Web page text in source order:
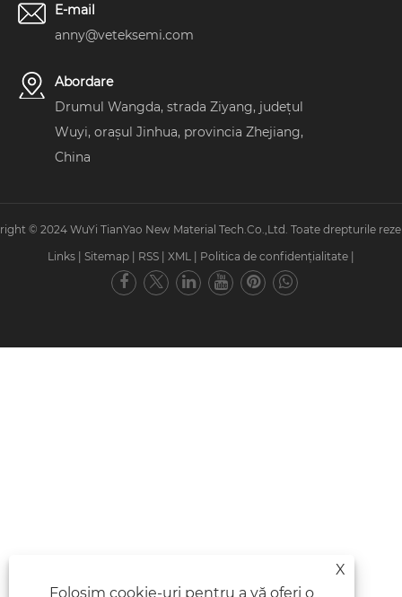
E-mail
anny@veteksemi.com
Abordare
Drumul Wangda, strada Ziyang, județul
Wuyi, orașul Jinhua, provincia Zhejiang,
China
© 2024 WuYi TianYao New Material Tech.Co.,Ltd. Toate drepturile
Links | Sitemap | RSS | XML | Politica de confidențialitate |
X
Folosim cookie-uri pentru a vă oferi o